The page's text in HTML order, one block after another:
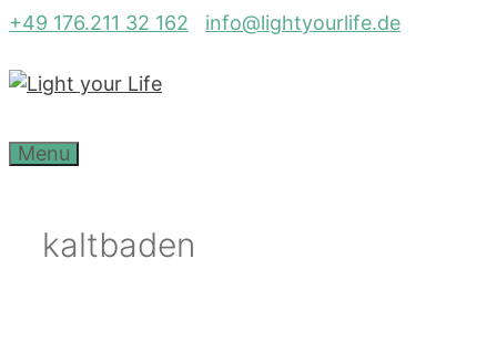
Zum
springen
+49 176.211 32 162 info@lightyourlife.de
Menu
kaltbaden